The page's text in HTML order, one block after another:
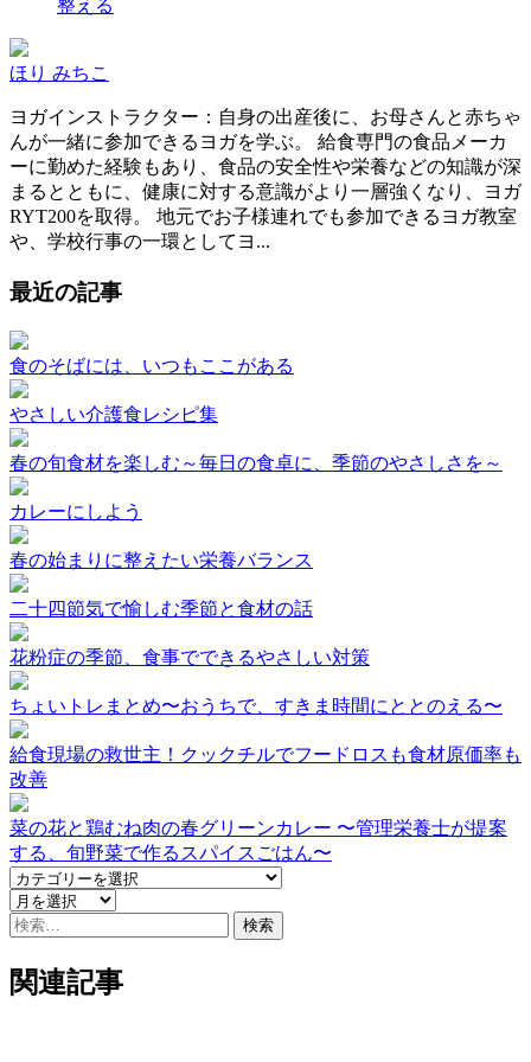
整える
ほり みちこ
ヨガインストラクター：自身の出産後に、お母さんと赤ちゃ
んが一緒に参加できるヨガを学ぶ。 給食専門の食品メーカ
ーに勤めた経験もあり、食品の安全性や栄養などの知識が深
まるとともに、健康に対する意識がより一層強くなり、ヨガ
RYT200を取得。 地元でお子様連れでも参加できるヨガ教室
や、学校行事の一環としてヨ...
最近の記事
食のそばには、いつもここがある
やさしい介護食レシピ集
春の旬食材を楽しむ～毎日の食卓に、季節のやさしさを～
カレーにしよう
春の始まりに整えたい栄養バランス
二十四節気で愉しむ季節と食材の話
花粉症の季節、食事でできるやさしい対策
ちょいトレまとめ〜おうちで、すきま時間にととのえる〜
給食現場の救世主！クックチルでフードロスも食材原価率も
改善
菜の花と鶏むね肉の春グリーンカレー 〜管理栄養士が提案
する、旬野菜で作るスパイスごはん〜
検
関連記事